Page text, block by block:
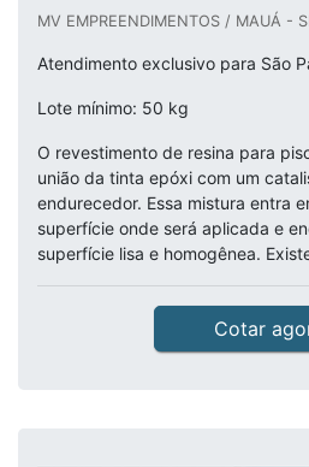
MV EMPREENDIMENTOS / MAUÁ -
Atendimento exclusivo para São
Lote mínimo: 50 kg
O revestimento de resina para
união da tinta epóxi com um
endurecedor. Essa mistura entra
superfície onde será aplicada e
superfície lisa e homogênea.
Cotar